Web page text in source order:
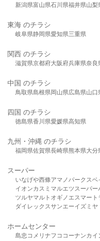
新潟県富山県石川県福井県山梨
東海 のチラシ
岐阜県静岡県愛知県三重県
関西 のチラシ
滋賀県京都府大阪府兵庫県奈良
中国 のチラシ
鳥取県島根県岡山県広島県山口
四国 のチラシ
徳島県香川県愛媛県高知県
九州・沖縄 のチラシ
福岡県佐賀県長崎県熊本県大分
スーパー
いなげや西條アマノパークスベ
イオンカスミ マルエツスーパー
ツルヤマルト オギノ エスマート
ダイレックスサンエーイズミヤ
ホームセンター
島忠 コメリ ナフコ コーナンカイ